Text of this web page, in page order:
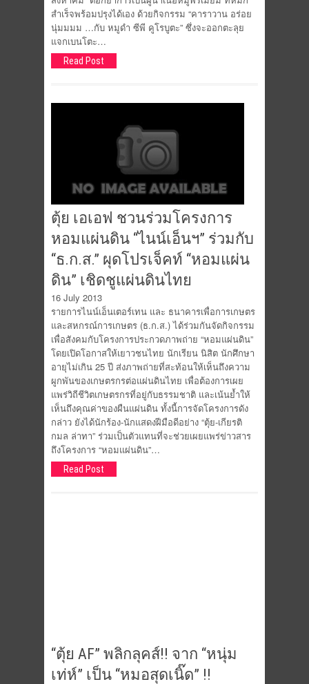
สำเร็จพร้อมปรุงได้เอง ด้วยกิจกรรม “คาราวาน อร่อย
นุ่มมมม …กับ หมูดำ ซีพี คูโรบูตะ” ซึ่งจะออกตะลุย
แจกเบนโตะ…
Read Post
ตุ้ย เอเอฟ ชวนร่วมโครงการ
หอมแผ่นดิน “ไนน์เอ็นฯ” ร่วมกับ
“ธ.ก.ส.” ผุดโปรเจ็คท์ “หอมแผ่น
ดิน” เชิดชูแผ่นดินไทย
16 July 2013
รายการไนน์เอ็นเตอร์เทน และ ธนาคารเพื่อการเกษตร
และสหกรณ์การเกษตร (ธ.ก.ส.) ได้ร่วมกันจัดกิจกรรม
เพื่อสังคมกับโครงการประกวดภาพถ่าย “หอมแผ่นดิน”
โดยเปิดโอกาสให้เยาวชนไทย นักเรียน นิสิต นักศึกษา
อายุไม่เกิน 25 ปี ส่งภาพถ่ายที่สะท้อนให้เห็นถึงความ
ผูกพันของเกษตรกรต่อแผ่นดินไทย เพื่อต้องการเผย
แพร่วิถีชีวิตเกษตรกรที่อยู่กับธรรมชาติ และเน้นย้ำให้
เห็นถึงคุณค่าของผืนแผ่นดิน ทั้งนี้การจัดโครงการดัง
กล่าว ยังได้นักร้อง-นักแสดงฝีมือดีอย่าง “ตุ้ย-เกียรติ
กมล ล่าทา” ร่วมเป็นตัวแทนที่จะช่วยเผยแพร่ข่าวสาร
ถึงโครงการ “หอมแผ่นดิน”…
Read Post
“ตุ้ย AF” พลิกลุคส์!! จาก “หนุ่ม
เท่ห์” เป็น “หมอสุดเนิ๊ด” !!